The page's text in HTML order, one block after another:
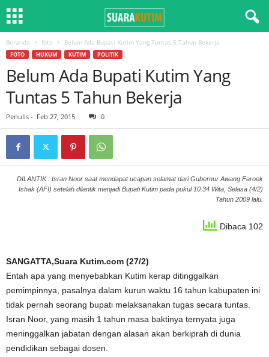
Beranda foto Belum Ada Bupati Kutim Yang Tuntas 5 Tahun Bekerja
FOTO HUKUM KUTIM POLITIK
Belum Ada Bupati Kutim Yang
Tuntas 5 Tahun Bekerja
Penulis - Feb 27, 2015 0
DILANTIK : Isran Noor saat mendapat ucapan selamat dari Gubernur Awang Faroek
Ishak (AFI) setelah dilantik menjadi Bupati Kutim pada pukul 10.34 Wita, Selasa (4/2)
Tahun 2009 lalu.
Dibaca 102
SANGATTA,Suara Kutim.com (27/2)
Entah apa yang menyebabkan Kutim kerap ditinggalkan
pemimpinnya, pasalnya dalam kurun waktu 16 tahun kabupaten ini
tidak pernah seorang bupati melaksanakan tugas secara tuntas.
Isran Noor, yang masih 1 tahun masa baktinya ternyata juga
meninggalkan jabatan dengan alasan akan berkiprah di dunia
pendidikan sebagai dosen.